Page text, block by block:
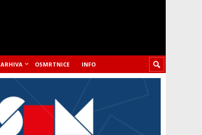
ARHIVA OSMRTNICE INFO